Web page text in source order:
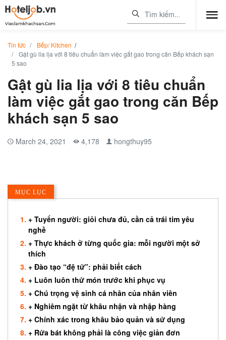
Tin tức Bếp/ Kitchen /
Gật gù lia lịa với 8 tiêu chuẩn làm việc gắt gao trong căn Bếp khách sạn
5 sao
Gật gù lia lịa với 8 tiêu chuẩn
làm việc gắt gao trong căn Bếp
khách sạn 5 sao
March 24, 2021 4,178 hongthuy95
MỤC LỤC
+ Tuyển người: giỏi chưa đủ, cần cả trái tim yêu
nghề
+ Thực khách ở từng quốc gia: mỗi người một sở
thích
+ Đào tạo “đệ tử”: phải biết cách
+ Luôn luôn thử món trước khi phục vụ
+ Chú trọng vệ sinh cá nhân của nhân viên
+ Nghiêm ngặt từ khâu nhận và nhập hàng
+ Chính xác trong khâu bảo quản và sử dụng
+ Rửa bát không phải là công việc giản đơn